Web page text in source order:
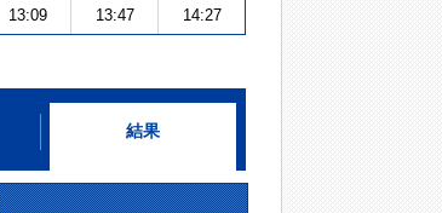
13:09 13:47 14:27
結果